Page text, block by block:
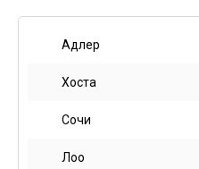
Адлер
Хоста
Сочи
Лоо